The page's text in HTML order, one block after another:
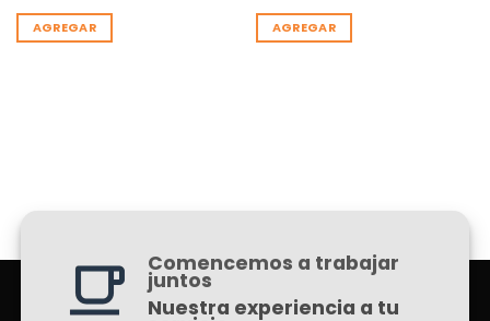
AGREGAR AGREGAR
Comencemos a trabajar
juntos
Nuestra experiencia a tu